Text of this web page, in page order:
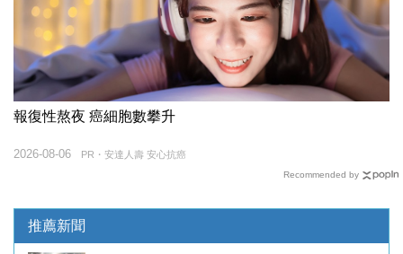
報復性熬夜 癌細胞數攀升
PR・安達人壽 安心抗癌
2026-08-06
Recommended by
推薦新聞